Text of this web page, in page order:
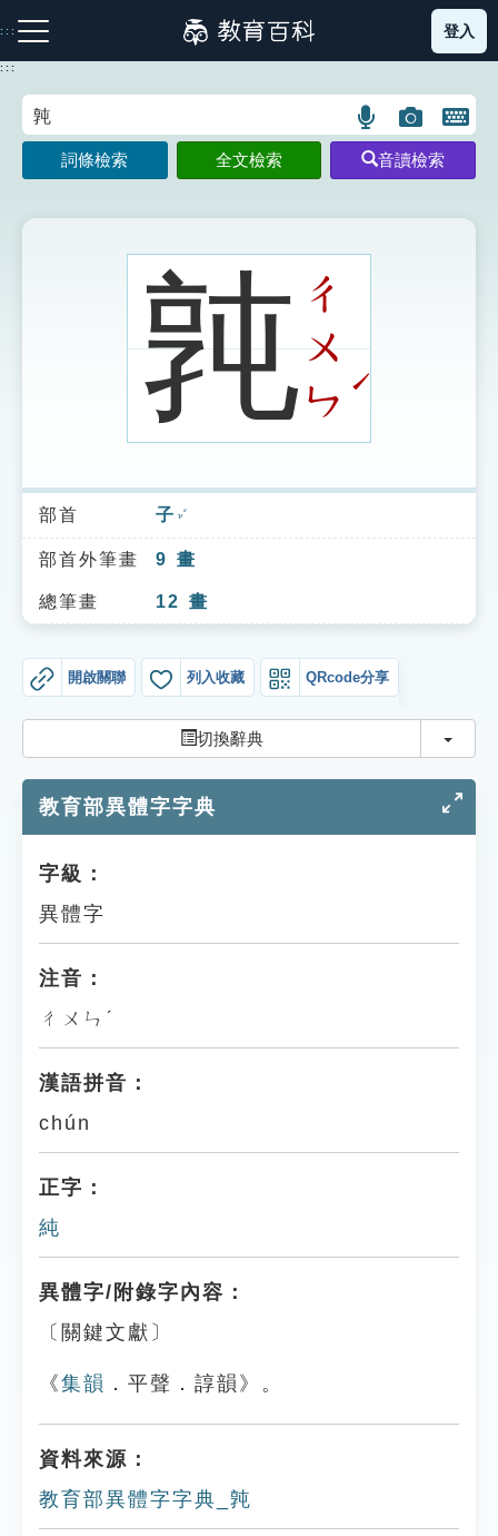
到
主
:::
注音索引圖示 筆畫索引圖示 部首索引表圖示
索引選單
知識索引
單字索引
貓頭鷹博士
登入
:::
語
言
搜
示
圖
片
搜
開
鍵
圖
詞條檢索 全文檢索 音讀檢索
㝄ㄔ
ㄨ
ㄣ
ˊ
部首 子 ㄗˇ
部首外筆畫 9 畫
總筆畫 12 畫
開啟關聯 列入收藏 QRcode分享
切換辭典 切換
教育部異體字字典
字級：
異體字
注音：
ㄔㄨㄣˊ
漢語拼音：
chún
正字：
純
異體字/附錄字內容：
〔關鍵文獻〕
《集韻 ．平聲．諄韻》。
資料來源：
教育部異體字字典_㝄